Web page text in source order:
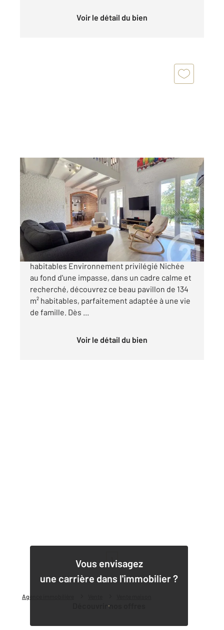
Agence immobilière
Voir le détail du bien
PUYGOUZON 81
134,26 m2, 6 pièces
Ref : 1938
Maison à vendre
249 000 €
Maison familiale T5 Mitoyenne d'un côté 134 m²
habitables Environnement privilégié Nichée
au fond d'une impasse, dans un cadre calme et
recherché, découvrez ce beau pavillon de 134
m² habitables, parfaitement adaptée à une vie
de famille. Dès ...
Voir le détail du bien
Vous envisagez
une carrière dans l'immobilier ?
Découvrir nos offres
1